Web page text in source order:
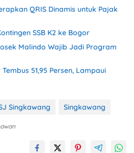
QRIS Dinamis untuk Pajak
SSB K2 ke Bogor
Malindo Wajib Jadi Program
51,95 Persen, Lampaui
Singkawang Singkawang